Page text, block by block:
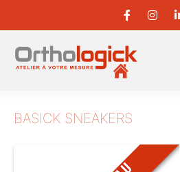
BASICK SNEAKERS